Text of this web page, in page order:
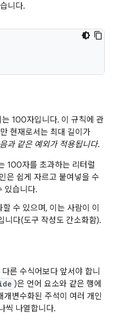
니다.
100자입니다. 이 규칙에 관
현재로서는 최대 길이가
과 같은 예외가 적용됩니다.
100자를 초과하는 리터럴
은 쉽게 자르고 붙여넣을 수
있습니다.
수 있으며, 이는 사람이 이
니다(도구 작성도 간소화함).
른 수식어보다 앞서야 합니
)은 언어 요소와 같은 행에
변수화된 주석이 여러 개인
씩 나열합니다.